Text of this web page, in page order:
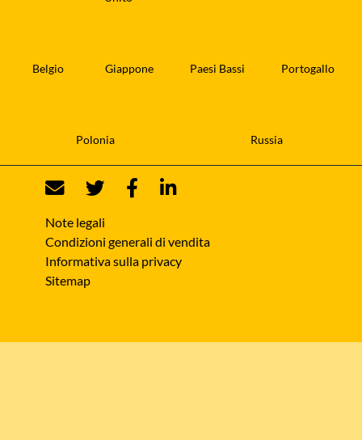
Belgio Giappone Paesi Bassi Portogallo
Polonia Russia
Note legali
Condizioni generali di vendita
Informativa sulla privacy
Sitemap